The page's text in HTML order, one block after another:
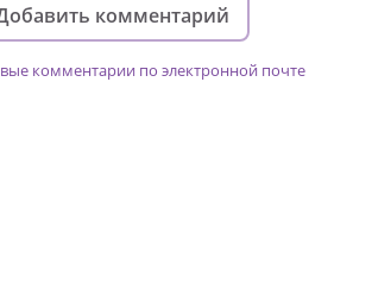
комментарий
комментарии по электронной почте